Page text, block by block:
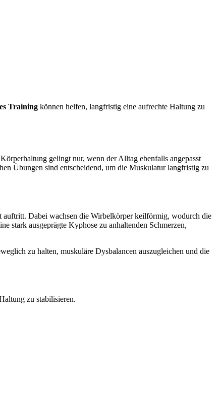
Training können helfen, langfristig eine aufrechte Haltung zu
gelingt nur, wenn der Alltag ebenfalls angepasst
Übungen sind entscheidend, um die Muskulatur langfristig zu
auftritt. Dabei wachsen die Wirbelkörper keilförmig, wodurch die
stark ausgeprägte Kyphose zu anhaltenden Schmerzen,
zu halten, muskuläre Dysbalancen auszugleichen und die
zu stabilisieren.